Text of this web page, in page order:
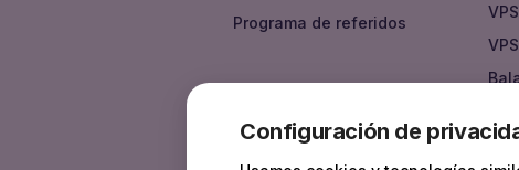
Programa de referidos
Configuración de